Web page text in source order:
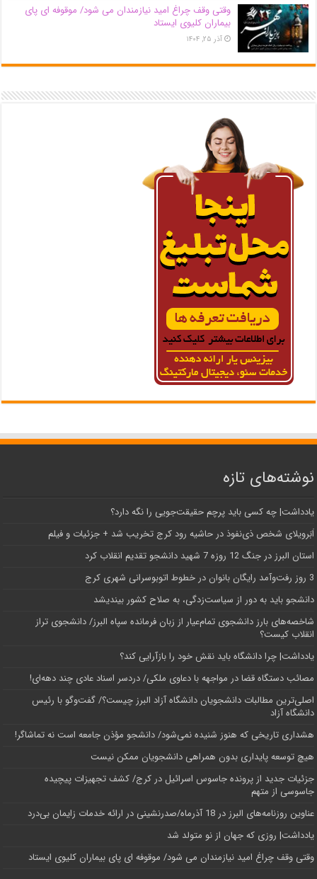
وقتی وقف چراغ امید نیازمندان می شود/ موقوفه ای پای
بیماران کلیوی ایستاد
آذر ۲۵, ۱۴۰۴
نوشته‌های تازه
یادداشت| ‌چه کسی باید پرچم حقیقت‌جویی را نگه دارد؟
اَبَر‌ویلای شخص ذی‌نفوذ در حاشیه‌ رود کرج تخریب شد + جزئیات و فیلم
استان البرز در جنگ 12 روزه 7 شهید دانشجو تقدیم انقلاب کرد
3 روز رفت‌وآمد رایگان بانوان در خطوط اتوبوسرانی شهری کرج
دانشجو باید به دور از سیاست‌زدگی، به صلاح کشور بیندیشد
شاخصه‌های بارز دانشجوی تمام‌عیار از زبان فرمانده سپاه البرز/ دانشجوی تراز
انقلاب کیست؟
یادداشت| چرا دانشگاه باید نقش خود را بازآرایی کند؟
مصائب دستگاه قضا در مواجهه با دعاوی ملکی/ دردسر اسناد عادی چند‌ دهه‌ای!
اصلی‌ترین مطالبات دانشجویان دانشگاه آزاد البرز چیست؟/ گفت‌وگو با رئیس
دانشگاه آز‌اد
هشداری تاریخی که هنوز شنیده نمی‌شود/ دانشجو مؤذن جامعه است نه تماشاگر!
هیچ توسعه پایداری بدون همراهی دانشجویان ممکن نیست
جزئیات جدید از پرونده جاسوس اسرائیل در کرج/‌ کشف تجهیزات پیچیده
جاسوسی از متهم
عناوین روزنامه‌های البرز در ‌18 آذرماه/صدرنشینی در ارائه خدمات زایمان بی‌درد
یادداشت| روزی که جهان از نو متولد شد
وقتی وقف چراغ امید نیازمندان می شود/ موقوفه ای پای بیماران کلیوی ایستاد